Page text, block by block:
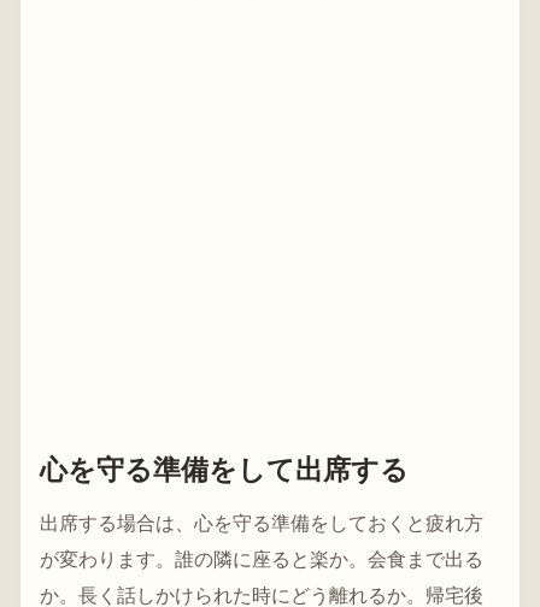
心を守る準備をして出席する
出席する場合は、心を守る準備をしておくと疲れ方
が変わります。誰の隣に座ると楽か。会食まで出る
か。長く話しかけられた時にどう離れるか。帰宅後